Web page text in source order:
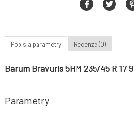
Popis a parametry Recenze (0)
Barum Bravuris 5HM 235/45 R 17
Parametry